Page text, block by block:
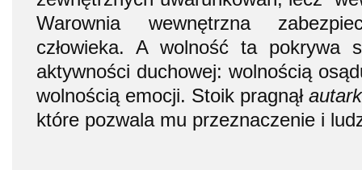
Warownia wewnętrzna
człowieka. A wolność ta pokrywa
aktywności duchowej: wolnością
wolnością emocji. Stoik pragnął
które pozwala mu przeznaczenie i